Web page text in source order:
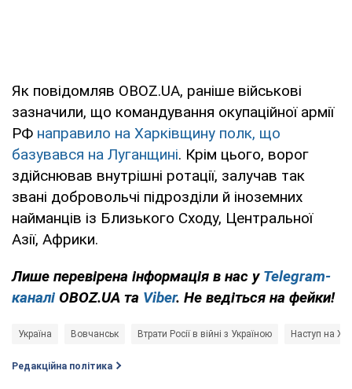
Як повідомляв OBOZ.UA, раніше військові
зазначили, що командування окупаційної армії
РФ направило на Харківщину полк, що
базувався на Луганщині. Крім цього, ворог
здійснював внутрішні ротації, залучав так
звані добровольчі підрозділи й іноземних
найманців із Близького Сходу, Центральної
Азії, Африки.
Лише перевірена інформація в нас у Telegram-
каналі OBOZ.UA та Viber. Не ведіться на фейки!
Україна Вовчанськ Втрати Росії в війні з Україною Наступ на
Редакційна політика